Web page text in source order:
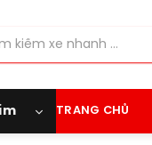
TRANG CHỦ